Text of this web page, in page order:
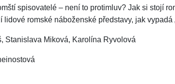
spisovatelé – není to protimluv? Jak si stojí
lidové romské náboženské představy, jak vypadá
Stanislava Miková, Karolína Ryvolová